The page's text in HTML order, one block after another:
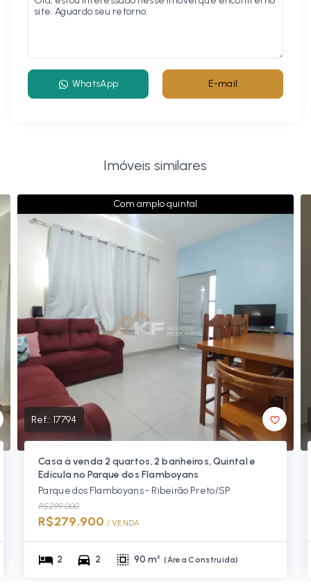
WhatsApp E-mail
Imóveis similares
Com amplo quintal
Ref.: 17794
Casa à venda 2 quartos, 2 banheiros, Quintal e
Edícula no Parque dos Flamboyans
Parque dos Flamboyans - Ribeirão Preto/SP
R$299.000
R$279.900 / VENDA
2 2 90 m² (Área Construída)